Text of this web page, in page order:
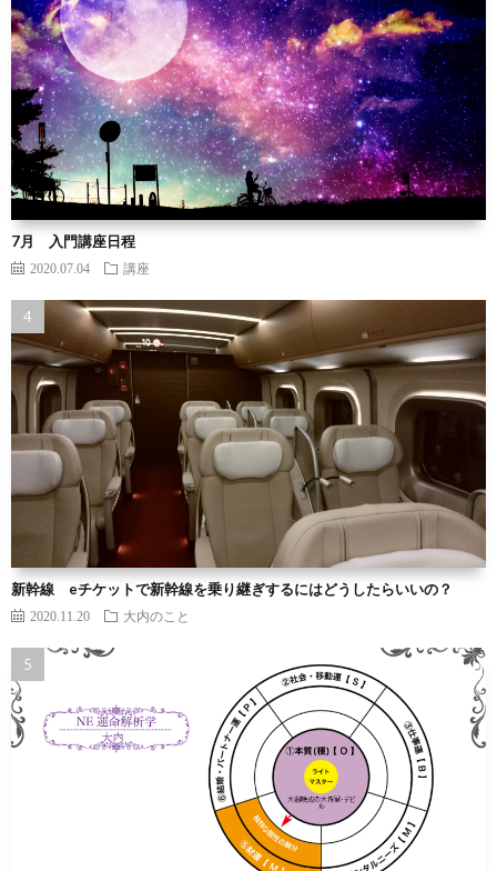
7月 入門講座日程
2020.07.04 講座
新幹線 eチケットで新幹線を乗り継ぎするにはどうしたらいいの？
2020.11.20 大内のこと